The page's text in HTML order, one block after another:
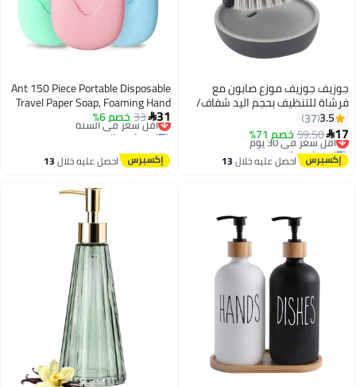
جوزيف جوزيف موزع صابون مع
فرشاة للتنظيف بحجم اليد شفاف/
ØªØ±
3.5
37
17
59.50خصم 71%
أقل سعر في 30 يوم
توصيل مجاني
أقل سعر في 30 يوماحصل عليه خلال13
اغسطس
Ant 150 Piece Portable Disposable
Travel Paper Soap, Foaming Hand
Washing Bath, Scented hand soap
for Indoor Outdoor Travel Camping
31
33خصم 6%
أقل سعر في السنة
توصيل مجاني
أقل سعر في السنة
احصل عليه خلال13
اغسطس